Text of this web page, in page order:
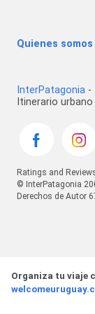
Quienes somos
InterPatagonia -
Itinerario urbano
Ratings and
© InterPatagonia
Derechos de Autor
Organiza tu viaje